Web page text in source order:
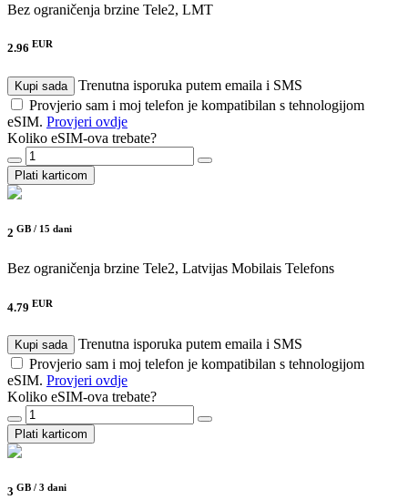
Bez ograničenja brzine Tele2, LMT
2.96 EUR
Kupi sada
Trenutna isporuka putem emaila i SMS
Provjerio sam i moj telefon je kompatibilan s tehnologijom
eSIM. Provjeri ovdje
Koliko eSIM-ova trebate?
Plati karticom
2 GB / 15 dani
Bez ograničenja brzine Tele2, Latvijas Mobilais Telefons
4.79 EUR
Kupi sada
Trenutna isporuka putem emaila i SMS
Provjerio sam i moj telefon je kompatibilan s tehnologijom
eSIM. Provjeri ovdje
Koliko eSIM-ova trebate?
Plati karticom
3 GB / 3 dani